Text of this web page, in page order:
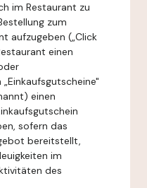
im Restaurant zu
zum
aufzugeben („Click
einen
einen
sofern das
bereitstellt,
im
des